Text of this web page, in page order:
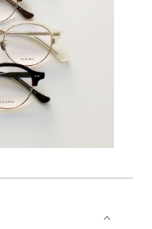
⌵